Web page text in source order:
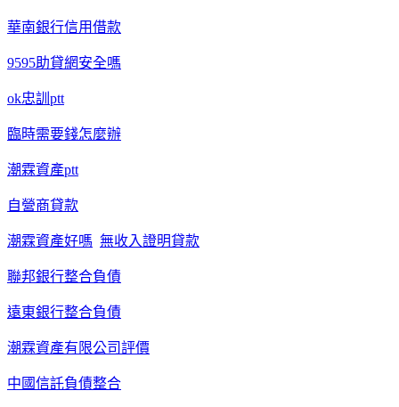
華南銀行信用借款
9595助貸網安全嗎
ok忠訓ptt
臨時需要錢怎麼辦
潮霖資產ptt
自營商貸款
潮霖資產好嗎 無收入證明貸款
聯邦銀行整合負債
遠東銀行整合負債
潮霖資產有限公司評價
中國信託負債整合